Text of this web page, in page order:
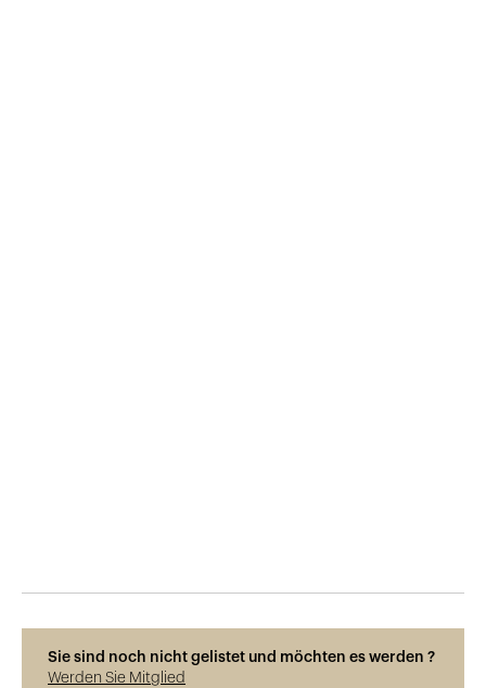
Sie sind noch nicht gelistet und möchten es werden ?
Werden Sie Mitglied